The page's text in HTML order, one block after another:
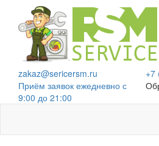
zakaz@sericersm.ru
Приём заявок ежедневно с
9:00 до 21:00
+7